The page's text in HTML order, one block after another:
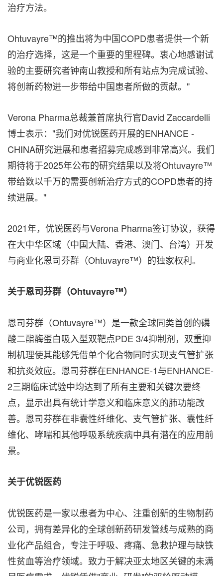
治疗方法。
Ohtuvayre™的推出将为中国COPD患者提供一个新
的治疗选择，这是一个重要的里程碑。衷心地感谢试
验的主要研究者钟南山教授和所有站点为完成试验、
将创新药物进一步带给中国患者所做的贡献。"
Verona Pharma总裁兼首席执行官David Zaccardelli
博士表示："我们对优锐医药开展的ENHANCE -
CHINA研究进展和患者招募完成感到非常高兴。我们
期待将于2025年公布的研究结果以及将Ohtuvayre™
带给数以千万的需要创新治疗方式的COPD患者的持
续进展。"
2021年，优锐医药与Verona Pharma签订协议，获得
在大中华区域（中国大陆、香港、澳门、台湾）开发
与商业化恩司芬群（Ohtuvayre™）的独家权利。
关于恩司芬群（Ohtuvayre™）
恩司芬群（Ohtuvayre™）是一款全球同类首创的磷
酸二酯酶蛋白吸入型双靶点PDE 3/4抑制剂，双重抑
制机理使其能够凭借单个化合物同时实现支气管扩张
和抗炎效应。恩司芬群在ENHANCE-1与ENHANCE-
2三期临床试验中均达到了所有主要和关键次要终
点，显示出具有统计学意义和临床意义的肺功能改
善。恩司芬群在非囊性纤维化、支气管扩张、囊性纤
维化、哮喘和其他呼吸系统疾病中具有潜在的应用前
景。
关于优锐医药
优锐医药是一家以患者为中心、注重创新的生物制药
公司，拥有差异化的全球创新药研发管线与成熟的商
业化产品组合，专注于呼吸、疼痛、急救护理与缺铁
性贫血等治疗领域。致力于解决亚太地区关键的未满